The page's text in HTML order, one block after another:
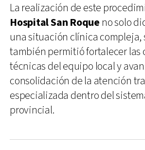
La realización de este
Hospital San Roque no solo
una situación clínica compleja,
también permitió fortalecer las
técnicas del equipo local y
consolidación de la atención
especializada dentro del
provincial.